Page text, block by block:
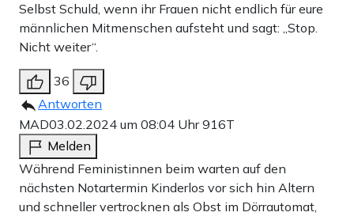
Selbst Schuld, wenn ihr Frauen nicht endlich für eure
männlichen Mitmenschen aufsteht und sagt: „Stop.
Nicht weiter“.
36
Antworten
MAD03.02.2024 um 08:04 Uhr916T
Melden
Während Feministinnen beim warten auf den
nächsten Notartermin Kinderlos vor sich hin Altern
und schneller vertrocknen als Obst im Dörrautomat,